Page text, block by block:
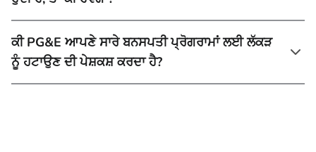
ਕੀ PG&E ਆਪਣੇ ਸਾਰੇ ਬਨਸਪਤੀ ਪ੍ਰੋਗਰਾਮਾਂ ਲਈ ਲੱਕੜ
ਨੂੰ ਹਟਾਉਣ ਦੀ ਪੇਸ਼ਕਸ਼ ਕਰਦਾ ਹੈ?